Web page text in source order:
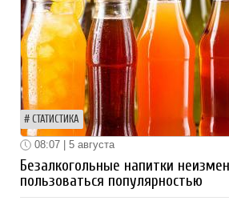
СТАТИСТИКА
08:07 | 5 августа
Безалкогольные напитки
пользоваться популярностью